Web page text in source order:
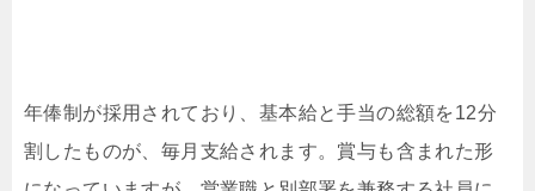
年俸制が採用されており、基本給と手当の総額を12分
割したものが、毎月支給されます。賞与も含まれた形